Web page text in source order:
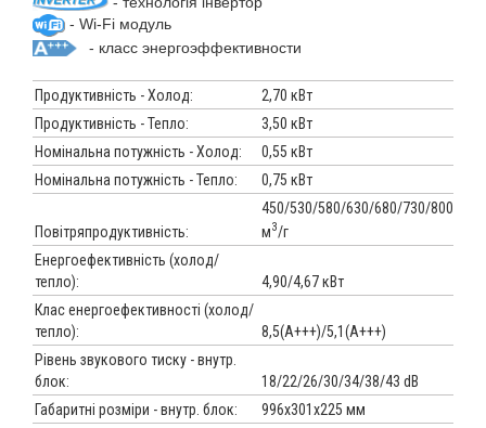
- Wi-Fi модуль
- класс энергоэффективности
Продуктивність - Холод:
2,70 кВт
Продуктивність - Тепло:
3,50 кВт
Номінальна потужність - Холод:
0,55 кВт
Номінальна потужність - Тепло:
0,75 кВт
Повітряпродуктивність:
450/530/580/630/680/730/800
м3/г
Енергоефективність (холод/
тепло):
4,90/4,67 кВт
Клас енергоефективності (холод/
тепло):
8,5(А+++)/5,1(А+++)
Рівень звукового тиску - внутр.
блок:
18/22/26/30/34/38/43 dB
Габаритні розміри - внутр. блок:
996х301х225 мм